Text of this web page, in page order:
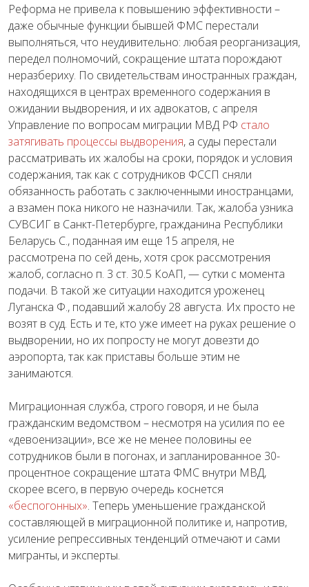
Реформа не привела к повышению эффективности –
даже обычные функции бывшей ФМС перестали
выполняться, что неудивительно: любая реорганизация,
передел полномочий, сокращение штата порождают
неразбериху. По свидетельствам иностранных граждан,
находящихся в центрах временного содержания в
ожидании выдворения, и их адвокатов, с апреля
Управление по вопросам миграции МВД РФ стало
затягивать процессы выдворения, а суды перестали
рассматривать их жалобы на сроки, порядок и условия
содержания, так как с сотрудников ФССП сняли
обязанность работать с заключенными иностранцами,
а взамен пока никого не назначили. Так, жалоба узника
СУВСИГ в Санкт-Петербурге, гражданина Республики
Беларусь С., поданная им еще 15 апреля, не
рассмотрена по сей день, хотя срок рассмотрения
жалоб, согласно п. 3 ст. 30.5 КоАП, — сутки с момента
подачи. В такой же ситуации находится уроженец
Луганска Ф., подавший жалобу 28 августа. Их просто не
возят в суд. Есть и те, кто уже имеет на руках решение о
выдворении, но их попросту не могут довезти до
аэропорта, так как приставы больше этим не
занимаются.
Миграционная служба, строго говоря, и не была
гражданским ведомством – несмотря на усилия по ее
«девоенизации», все же не менее половины ее
сотрудников были в погонах, и запланированное 30-
процентное сокращение штата ФМС внутри МВД,
скорее всего, в первую очередь коснется
«беспогонных». Теперь уменьшение гражданской
составляющей в миграционной политике и, напротив,
усиление репрессивных тенденций отмечают и сами
мигранты, и эксперты.